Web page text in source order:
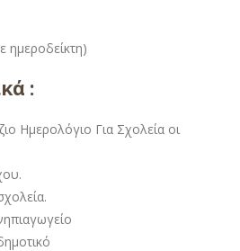
ημεροδείκτη)
:
Ημερολόγιο Για Σχολεία οι